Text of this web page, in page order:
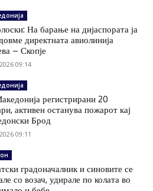
На барање на дијаспората ја
директната авиолинија
– Скопје
09:14
регистрирани 20
активен останува пожарот кај
Брод
09:11
градоначалник и синовите се
со возач, удирале по колата во